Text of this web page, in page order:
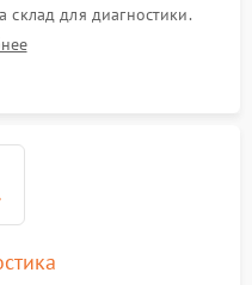
для диагностики.